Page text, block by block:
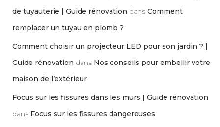
de tuyauterie | Guide rénovation dans Comment
remplacer un tuyau en plomb ?
Comment choisir un projecteur LED pour son jardin ? |
Guide rénovation dans Nos conseils pour embellir votre
maison de l’extérieur
Focus sur les fissures dans les murs | Guide rénovation
dans Focus sur les fissures dangereuses